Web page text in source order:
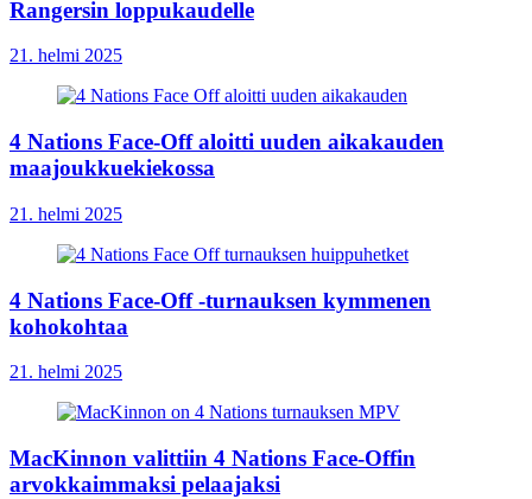
Rangersin loppukaudelle
21. helmi 2025
4 Nations Face-Off aloitti uuden aikakauden
maajoukkuekiekossa
21. helmi 2025
4 Nations Face-Off -turnauksen kymmenen
kohokohtaa
21. helmi 2025
MacKinnon valittiin 4 Nations Face-Offin
arvokkaimmaksi pelaajaksi